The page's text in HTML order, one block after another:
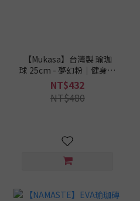
【Mukasa】台灣製 瑜珈
球 25cm - 夢幻粉｜健身球
｜抗力球｜核心訓練｜皮
拉提斯
NT$432
NT$480